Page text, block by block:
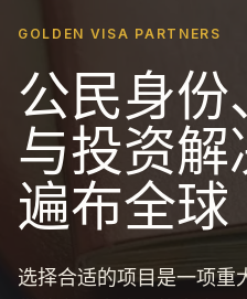
GOLDEN VISA PARTNERS
公民身
与投资解
遍布全球
选择合适的项目是一项重